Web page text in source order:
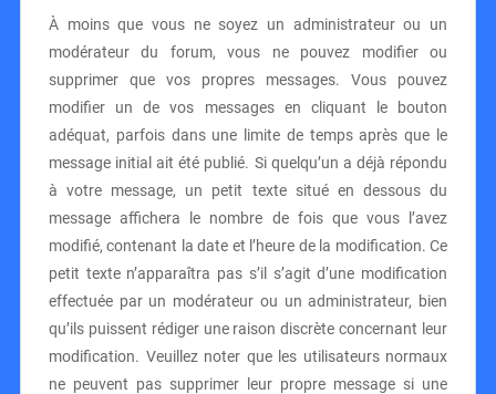
À moins que vous ne soyez un administrateur ou un
modérateur du forum, vous ne pouvez modifier ou
supprimer que vos propres messages. Vous pouvez
modifier un de vos messages en cliquant le bouton
adéquat, parfois dans une limite de temps après que le
message initial ait été publié. Si quelqu’un a déjà répondu
à votre message, un petit texte situé en dessous du
message affichera le nombre de fois que vous l’avez
modifié, contenant la date et l’heure de la modification. Ce
petit texte n’apparaîtra pas s’il s’agit d’une modification
effectuée par un modérateur ou un administrateur, bien
qu’ils puissent rédiger une raison discrète concernant leur
modification. Veuillez noter que les utilisateurs normaux
ne peuvent pas supprimer leur propre message si une